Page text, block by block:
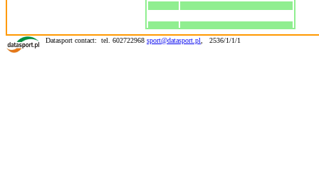
Datasport contact: tel. 602722968 sport@datasport.pl 2536/1/1/1